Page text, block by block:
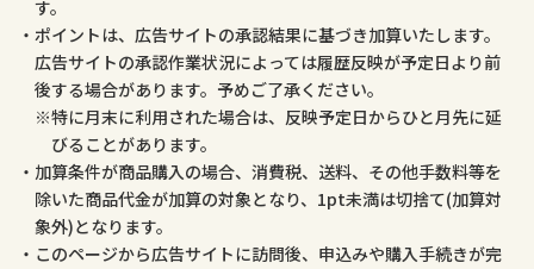
す。
ポイントは、広告サイトの承認結果に基づき加算いたします。
広告サイトの承認作業状況によっては履歴反映が予定日より前
後する場合があります。予めご了承ください。
特に月末に利用された場合は、反映予定日からひと月先に延
びることがあります。
加算条件が商品購入の場合、消費税、送料、その他手数料等を
除いた商品代金が加算の対象となり、1pt未満は切捨て(加算対
象外)となります。
このページから広告サイトに訪問後、申込みや購入手続きが完